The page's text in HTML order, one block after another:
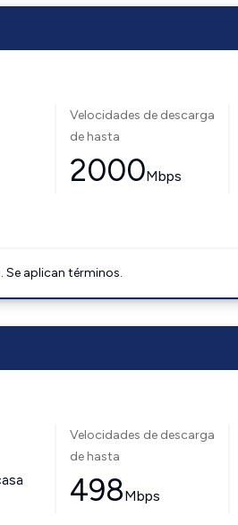
Velocidades de descarga
de hasta
2000Mbps
Se aplican términos.
Velocidades de descarga
de hasta
498Mbps